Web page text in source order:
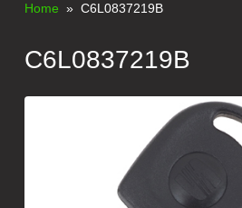
Home » C6L0837219B
C6L0837219B